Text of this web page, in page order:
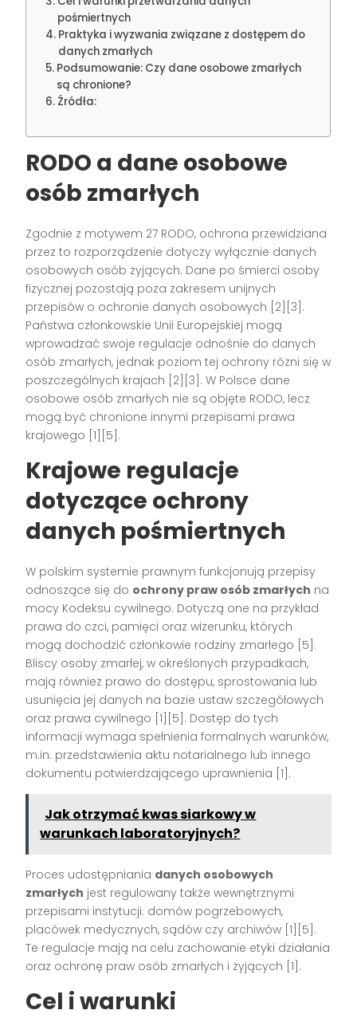
pośmiertnych
Praktyka i wyzwania związane z dostępem do
danych zmarłych
Podsumowanie: Czy dane osobowe zmarłych
są chronione?
Źródła:
RODO a dane osobowe
osób zmarłych
Zgodnie z motywem 27 RODO, ochrona przewidziana
przez to rozporządzenie dotyczy wyłącznie danych
osobowych osób żyjących. Dane po śmierci osoby
fizycznej pozostają poza zakresem unijnych
przepisów o ochronie danych osobowych [2][3] .
Państwa członkowskie Unii Europejskiej mogą
wprowadzać swoje regulacje odnośnie do danych
osób zmarłych, jednak poziom tej ochrony różni się w
poszczególnych krajach [2][3] . W Polsce dane
osobowe osób zmarłych nie są objęte RODO, lecz
mogą być chronione innymi przepisami prawa
krajowego [1][5] .
Krajowe regulacje
dotyczące ochrony
danych pośmiertnych
W polskim systemie prawnym funkcjonują przepisy
odnoszące się do ochrony praw osób zmarłych na
mocy Kodeksu cywilnego. Dotyczą one na przykład
prawa do czci, pamięci oraz wizerunku, których
mogą dochodzić członkowie rodziny zmarłego [5] .
Bliscy osoby zmarłej, w określonych przypadkach,
mają również prawo do dostępu, sprostowania lub
usunięcia jej danych na bazie ustaw szczegółowych
oraz prawa cywilnego [1][5] . Dostęp do tych
informacji wymaga spełnienia formalnych warunków,
m.in. przedstawienia aktu notarialnego lub innego
dokumentu potwierdzającego uprawnienia [1] .
Jak otrzymać kwas siarkowy w
warunkach laboratoryjnych?
Proces udostępniania danych osobowych
zmarłych jest regulowany także wewnętrznymi
przepisami instytucji: domów pogrzebowych,
placówek medycznych, sądów czy archiwów [1][5] .
Te regulacje mają na celu zachowanie etyki działania
oraz ochronę praw osób zmarłych i żyjących [1] .
Cel i warunki